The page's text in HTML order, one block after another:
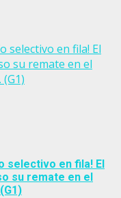
selectivo en fila! El
su remate en el
selectivo en fila! El
su remate en el